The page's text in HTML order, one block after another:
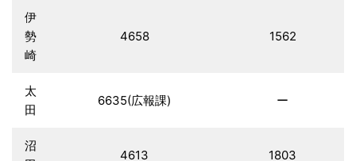
伊
勢
崎
4658 1562
太
田
6635(広報課) ー
沼
4613 1803